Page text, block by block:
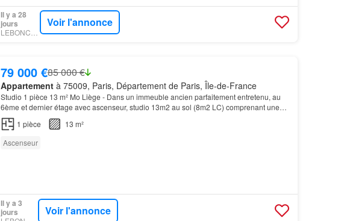
Il y a 28
jours
Voir l'annonce
79 000 €85 000 €
Appartementà 75009, Paris, Département de Paris, Île-de-France
Studio 1 pièce 13 m² Mo Liège - Dans un immeuble ancien parfaitement entretenu, au
6ème et dernier étage avec ascenseur, studio 13m2 au sol (8m2 LC) comprenant une
pièce de vie avec coin kitchenette et douche…
1 pièce
13 m²
Ascenseur
Il y a 3
jours
Voir l'annonce